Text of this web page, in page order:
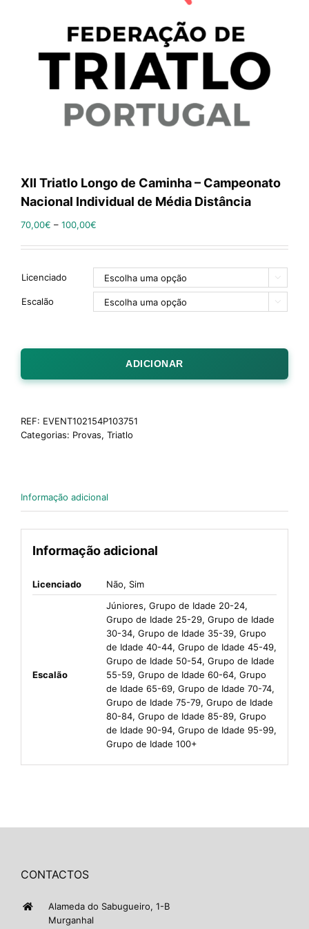
XII Triatlo Longo de Caminha – Campeonato
Nacional Individual de Média Distância
70,00€ – 100,00€
Licenciado 
Escalão 
ADICIONAR
REF: EVENT102154P103751
Categorias: Provas, Triatlo
Informação adicional
Informação adicional
Licenciado Não, Sim
Escalão
Júniores, Grupo de Idade 20-24,
Grupo de Idade 25-29, Grupo de Idade
30-34, Grupo de Idade 35-39, Grupo
de Idade 40-44, Grupo de Idade 45-49,
Grupo de Idade 50-54, Grupo de Idade
55-59, Grupo de Idade 60-64, Grupo
de Idade 65-69, Grupo de Idade 70-74,
Grupo de Idade 75-79, Grupo de Idade
80-84, Grupo de Idade 85-89, Grupo
de Idade 90-94, Grupo de Idade 95-99,
Grupo de Idade 100+
CONTACTOS
Alameda do Sabugueiro, 1-B
Murganhal